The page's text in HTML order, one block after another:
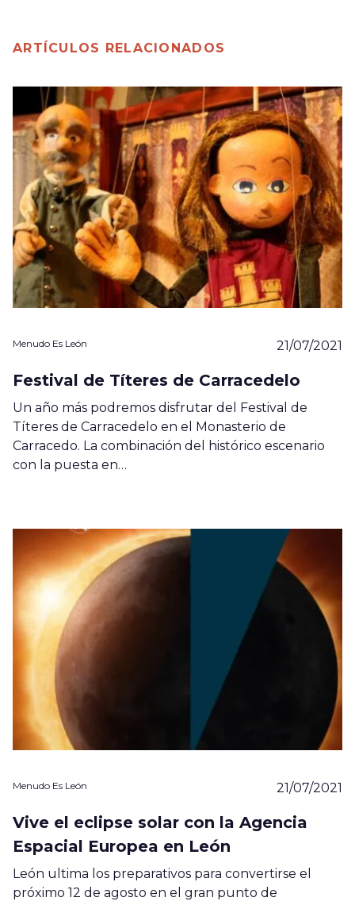
ARTÍCULOS RELACIONADOS
Menudo Es León 21/07/2021
Festival de Títeres de Carracedelo
Un año más podremos disfrutar del Festival de
Títeres de Carracedelo en el Monasterio de
Carracedo. La combinación del histórico escenario
con la puesta en…
Menudo Es León 21/07/2021
Vive el eclipse solar con la Agencia
Espacial Europea en León
León ultima los preparativos para convertirse el
próximo 12 de agosto en el gran punto de